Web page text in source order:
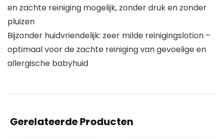
en zachte reiniging mogelijk, zonder druk en zonder
pluizen
Bijzonder huidvriendelijk: zeer milde reinigingslotion –
optimaal voor de zachte reiniging van gevoelige en
allergische babyhuid
Gerelateerde Producten